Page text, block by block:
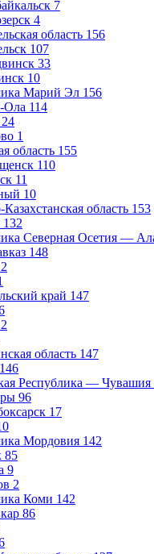
7
4
область 156
107
33
10
Марий Эл 156
Ола 114
24
1
область 155
110
11
10
область 153
132
Северная Осетия —
148
2
край 147
2
область 147
146
Республика — Чувашия
96
17
Мордовия 142
85
9
2
Коми 142
86